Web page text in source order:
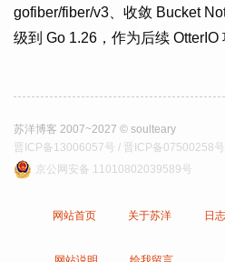
gofiber/fiber/v3、收敛 Bucket
级到 Go 1.26，作为后续 OtterIO
苏洋博客 2007~2027 © soulteary
晋ICP备13006057号 / 晋ICP备07500258号
京公网安备 11010802039589号
网站首页 关于苏洋 日